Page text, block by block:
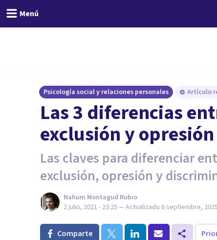
Menú
Psicología social y relaciones personales Artículo
Las 3 diferencias
exclusión y opresión
Las claves para diferenciar
exclusión, opresión y
Nahum Montagud Rubio
2 julio, 2021 - 23:25 — Actualizado 6 septiembre,
Comparte